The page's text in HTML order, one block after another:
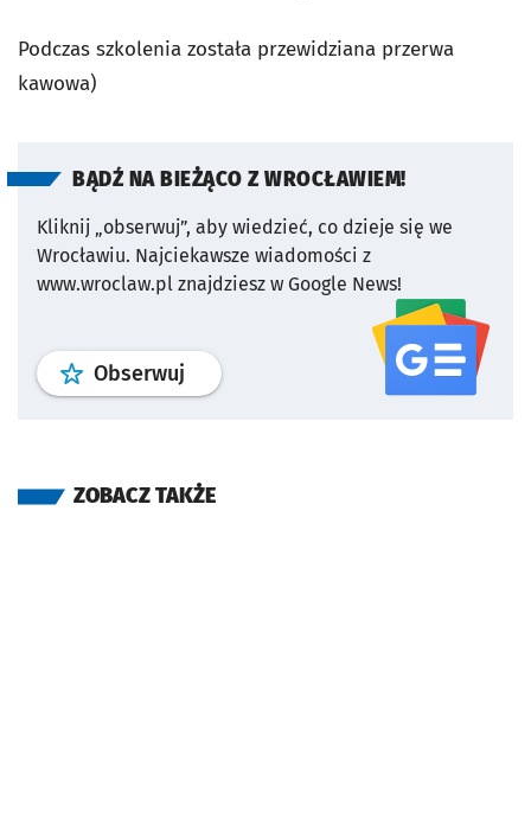
Podczas szkolenia została przewidziana przerwa
kawowa)
BĄDŹ NA BIEŻĄCO Z WROCŁAWIEM!
Kliknij „obserwuj”, aby wiedzieć, co dzieje się we
Wrocławiu. Najciekawsze wiadomości z
www.wroclaw.pl znajdziesz w Google News!
Obserwuj profil serwisu
ZOBACZ TAKŻE